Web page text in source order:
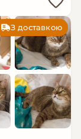
З доставкою